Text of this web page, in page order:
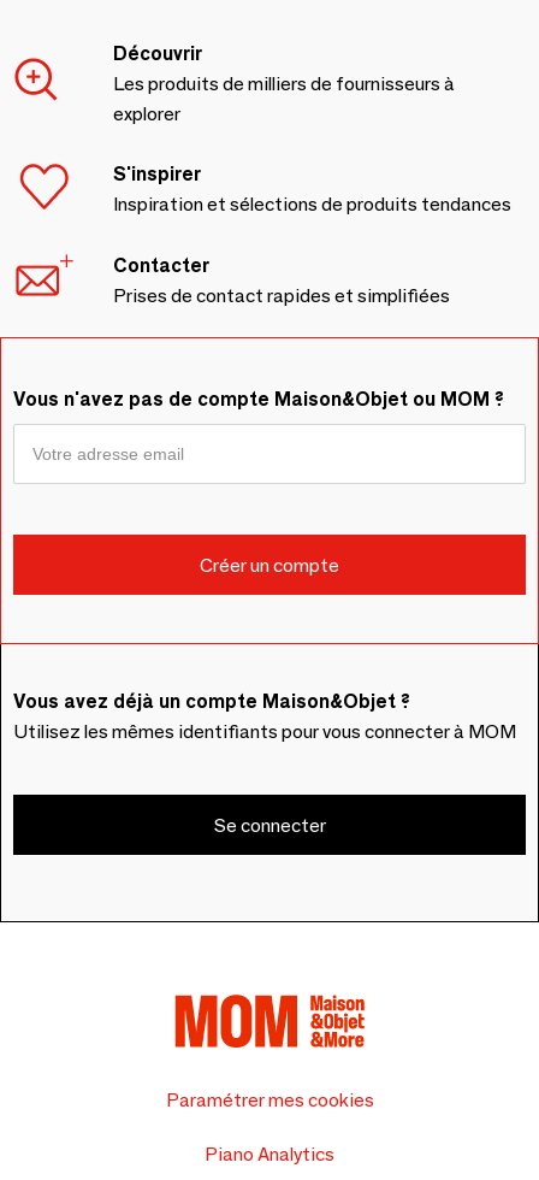
Découvrir
Les produits de milliers de fournisseurs à
explorer
S'inspirer
Inspiration et sélections de produits tendances
Contacter
Prises de contact rapides et simplifiées
Vous n'avez pas de compte Maison&Objet ou MOM ?
Vous avez déjà un compte Maison&Objet ?
Utilisez les mêmes identifiants pour vous connecter à MOM
Se connecter
Paramétrer mes cookies
Piano Analytics